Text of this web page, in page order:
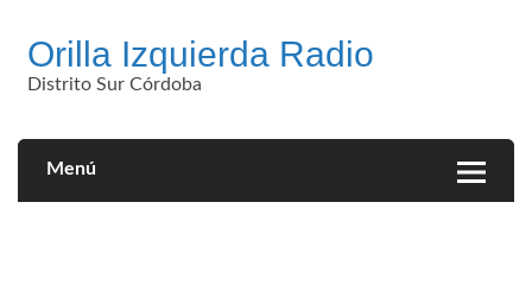
contenido
Orilla Izquierda Radio
Distrito Sur Córdoba
Menú